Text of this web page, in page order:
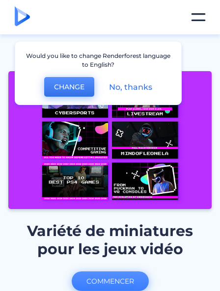
Variété de miniatures
pour les jeux vidéo
COMMENCER
Would you like to change Renderforest language
to English?
CHANGE No, thanks